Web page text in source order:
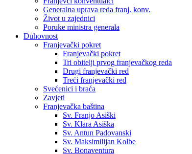
Generalna uprava reda franj. konv.
Život u zajednici
Poruke ministra generala
Duhovnost
Franjevački pokret
Franjevački pokret
Tri obitelji prvog franjevačkog reda
Drugi franjevački red
Treći franjevački red
Svećenici i braća
Zavjeti
Franjevačka baština
Sv. Franjo Asiški
Sv. Klara Asiška
Sv. Antun Padovanski
Sv. Maksimilijan Kolbe
Sv. Bonaventura